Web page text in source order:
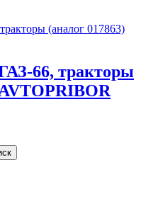
66, тракторы